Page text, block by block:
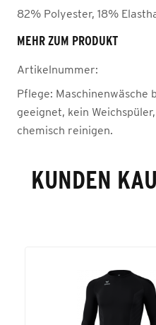
82% Polyester, 18%
MEHR ZUM PRODUKT
Artikelnummer:
Pflege: Maschinenwäsche
geeignet, kein
chemisch reinigen.
KUNDEN